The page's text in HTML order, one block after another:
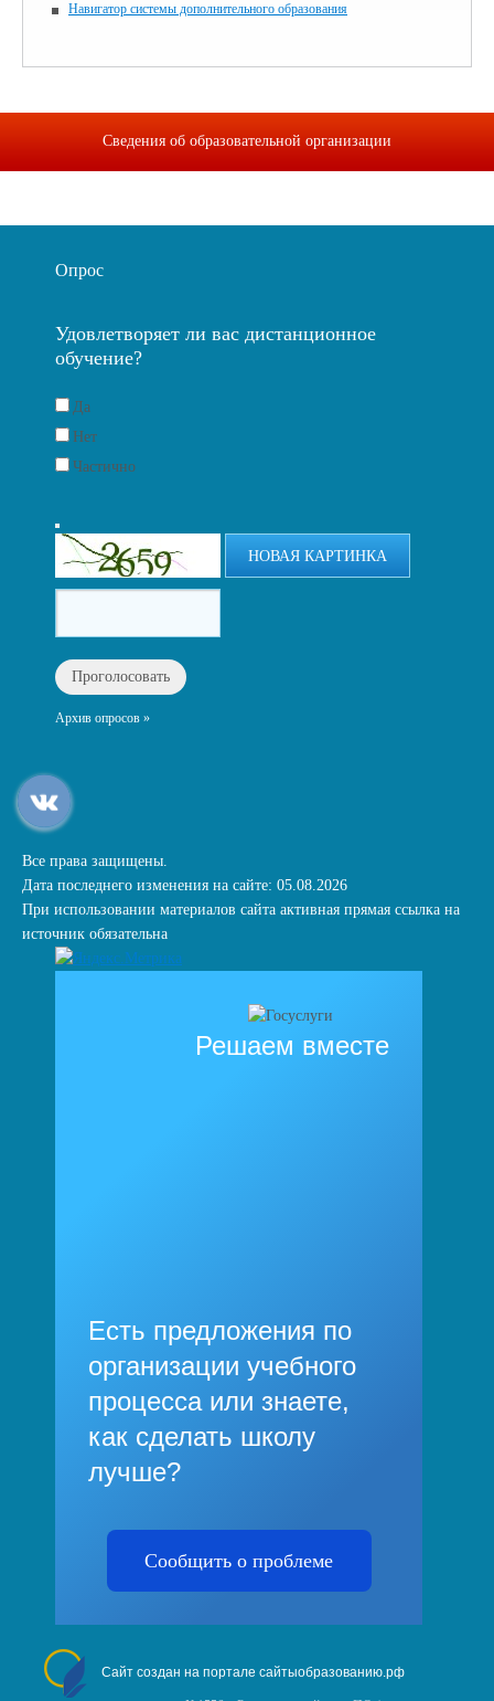
Навигатор системы дополнительного образования
Сведения об образовательной организации
Опрос
Удовлетворяет ли вас дистанционное
обучение?
Да
Нет
Частично
НОВАЯ КАРТИНКА
Архив опросов »
Все права защищены.
Дата последнего изменения на сайте: 05.08.2026
При использовании материалов сайта активная прямая ссылка на
источник обязательна
Решаем вместе
Есть предложения по
организации учебного
процесса или знаете,
как сделать школу
лучше?
Сообщить о проблеме
Сайт создан на портале сайтыобразованию.рф